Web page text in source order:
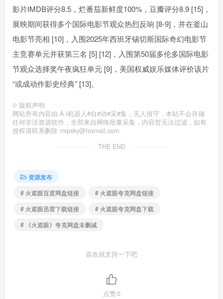
影片IMDB评分8.5，烂番茄新鲜度100%，豆瓣评分8.9 [15]，
展映期间获得多个国际电影节观众热烈反响 [8-9]，并在釜山
电影节亮相 [10]，入围2025年西班牙锡切斯国际奇幻电影节
主竞赛单元并获第三名 [5] [12]，入围第50届多伦多国际电影
节观众选择奖午夜疯狂单元 [9]，美国权威娱乐媒体评价该片
“或成动作影史经典” [13]。
© 版权声明
网站所有内容由 A I机器人#自#动#采#集，无人值守，本站不会存储
任何非法资源软件，全部来自网络批量采集，内容暂无法过滤，如有
侵权请联系删除 mrpsky@foxmail.com
THE END
资源发布
# 火遮眼百度网盘链接
# 火遮眼夸克网盘链接
# 火遮眼迅雷下载链接
# 火遮眼夸克网盘下载
# 《火遮眼》夸克网盘未删减
喜欢就支持一下吧
点赞0